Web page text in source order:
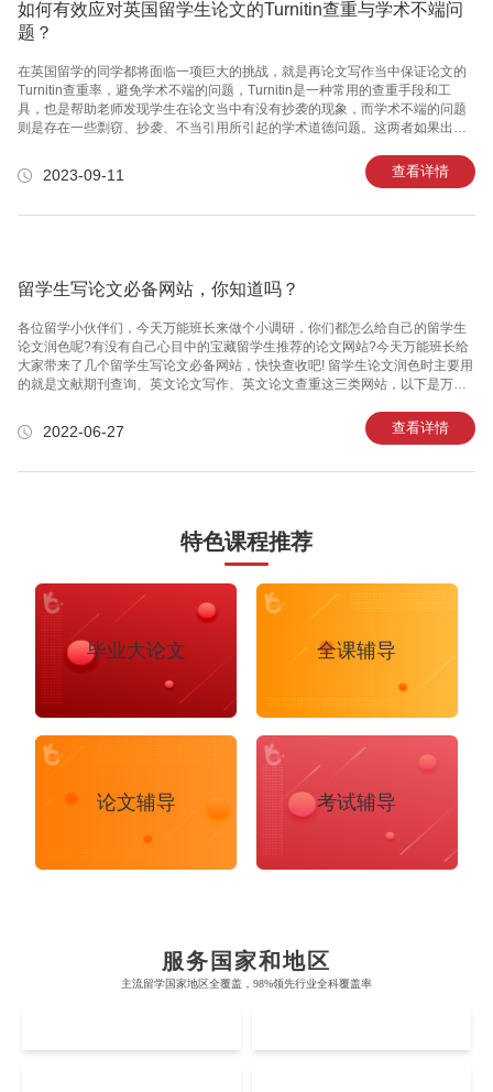
如何有效应对英国留学生论文的Turnitin查重与学术不端问
题？
在英国留学的同学都将面临一项巨大的挑战，就是再论文写作当中保证论文的
Turnitin查重率，避免学术不端的问题，Turnitin是一种常用的查重手段和工
具，也是帮助老师发现学生在论文当中有没有抄袭的现象，而学术不端的问题
则是存在一些剽窃、抄袭、不当引用所引起的学术道德问题。这两者如果出现
留学生论文应该如何避免这类问题的出现呢？如何有效应对Turnitin查重与学术
不端问题呢？第一个重点：论文的题目应选择一些独特、有深度的来防止被查
2023-09-11 查看详情
留学生写论文必备网站，你知道吗？
各位留学小伙伴们，今天万能班长来做个小调研，你们都怎么给自己的留学生
论文润色呢?有没有自己心目中的宝藏留学生推荐的论文网站?今天万能班长给
大家带来了几个留学生写论文必备网站，快快查收吧! 留学生论文润色时主要用
的就是文献期刊查询、英文论文写作、英文论文查重这三类网站，以下是万能
网站，希望对各位小伙伴们有所帮助~ 文献期刊查询 ResearchGate：学术交流
平台，号称是学术界的Facebook。国外几乎所有中国留学生论文、科研人员都
2022-06-27 查看详情
特色课程推荐
毕业大论文 全课辅导
论文辅导 考试辅导
服务国家和地区
主流留学国家地区全覆盖，98%领先行业全科覆盖率
新南威尔士大学
麻省理工学院 多伦多大学
奥克兰大学 新加坡国立大学